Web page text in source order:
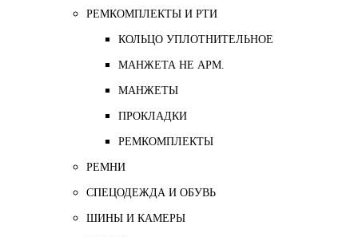
РЕМКОМПЛЕКТЫ И РТИ
КОЛЬЦО УПЛОТНИТЕЛЬНОЕ
МАНЖЕТА НЕ АРМ.
МАНЖЕТЫ
ПРОКЛАДКИ
РЕМКОМПЛЕКТЫ
РЕМНИ
СПЕЦОДЕЖДА И ОБУВЬ
ШИНЫ И КАМЕРЫ